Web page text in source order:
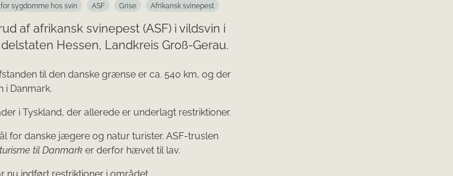
sygdomme hos svin ASF Grise Afrikansk svinepest
af afrikansk svinepest (ASF) i vildsvin i
Hessen, Landkreis Groß-Gerau.
til den danske grænse er ca. 540 km, og der
i Danmark.
i Tyskland, der allerede er underlagt restriktioner.
for danske jægere og natur turister. ASF-truslen
til Danmark er derfor hævet til lav.